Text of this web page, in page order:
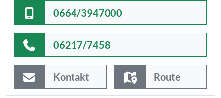
0664/3947000
06217/7458
Kontakt Route